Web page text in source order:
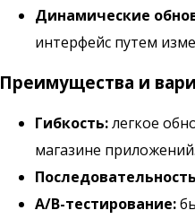
Динамические
интерфейс путем
Преимущества и
Гибкость:легкое
магазине приложений.
A/B-тестирование: